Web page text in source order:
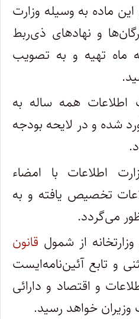
این ماده به وسیله وزارت
و نهادهای ذی‌ربط
تهیه و به تصویب
اطلاعات همه ‌ساله به
شده و در لایحه بودجه
اطلاعات با امضاء
تخصیص ‌یافته و به
می‌گردد.
وزارتخانه از شمول قانون
و تابع آئین‌نامه‌ایست
و اقتصاد و‌ دارائی
خواهد رسید.